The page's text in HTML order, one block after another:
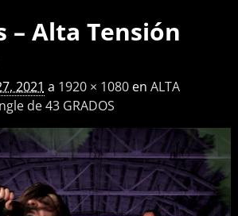
imágenes
– Alta Tensión
2021 a 1920 × 1080en ALTA
de 43 GRADOS